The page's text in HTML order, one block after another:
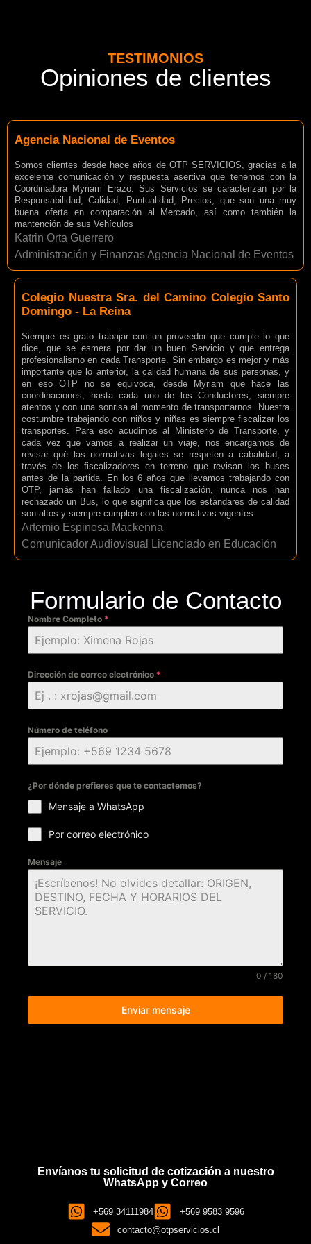
TESTIMONIOS
Opiniones de clientes
Agencia Nacional de Eventos
Somos clientes desde hace años de OTP SERVICIOS, gracias a la
excelente comunicación y respuesta asertiva que tenemos con la
Coordinadora Myriam Erazo. Sus Servicios se caracterizan por la
Responsabilidad, Calidad, Puntualidad, Precios, que son una muy
buena oferta en comparación al Mercado, así como también la
mantención de sus Vehículos
Katrin Orta Guerrero
Administración y Finanzas Agencia Nacional de Eventos
Colegio Nuestra Sra. del Camino Colegio Santo
Domingo - La Reina
Siempre es grato trabajar con un proveedor que cumple lo que
dice, que se esmera por dar un buen Servicio y que entrega
profesionalismo en cada Transporte. Sin embargo es mejor y más
importante que lo anterior, la calidad humana de sus personas, y
en eso OTP no se equivoca, desde Myriam que hace las
coordinaciones, hasta cada uno de los Conductores, siempre
atentos y con una sonrisa al momento de transportarnos. Nuestra
costumbre trabajando con niños y niñas es siempre fiscalizar los
transportes. Para eso acudimos al Ministerio de Transporte, y
cada vez que vamos a realizar un viaje, nos encargamos de
revisar qué las normativas legales se respeten a cabalidad, a
través de los fiscalizadores en terreno que revisan los buses
antes de la partida. En los 6 años que llevamos trabajando con
OTP, jamás han fallado una fiscalización, nunca nos han
rechazado un Bus, lo que significa que los estándares de calidad
son altos y siempre cumplen con las normativas vigentes.
Artemio Espinosa Mackenna
Comunicador Audiovisual Licenciado en Educación
Formulario de Contacto
Nombre Completo *
Dirección de correo electrónico *
Número de teléfono
¿Por dónde prefieres que te contactemos?
Mensaje a WhatsApp
Por correo electrónico
Mensaje
0 / 180
Enviar mensaje
Envíanos tu solicitud de cotización a nuestro
WhatsApp y Correo
+569 34111984
+569 9583 9596
contacto@otpservicios.cl